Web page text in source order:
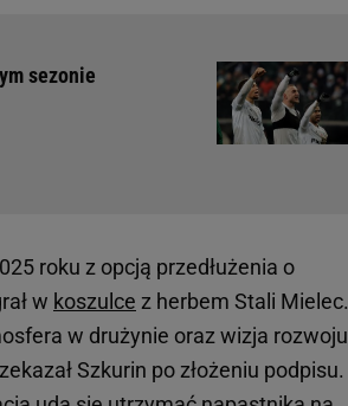
sezonie
roku z opcją przedłużenia o
w koszulce z herbem Stali Mielec.
w drużynie oraz wizja rozwoju
Szkurin po złożeniu podpisu.